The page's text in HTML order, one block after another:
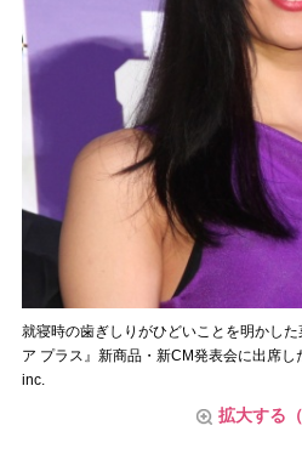
就寝時の歯ぎしりがひどいことを明かし
ア プラス』新商品・新CM発表会に出席
inc.
拡大する（